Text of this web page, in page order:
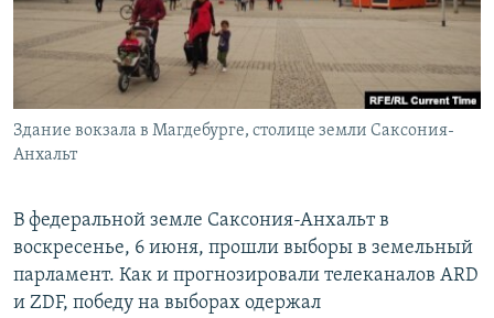
МИР
ГОЛОСА
ЧИТАЕМ ПРЕССУ
АРХИВ РАДИОПРОГРАММЫ
Все сайты РСЕ/РС
Здание вокзала в Магдебурге, столице земли Саксония-
Анхальт
В федеральной земле Саксония-Анхальт в
воскресенье, 6 июня, прошли выборы в земельный
парламент. Как и прогнозировали телеканалов ARD
и ZDF, победу на выборах одержал